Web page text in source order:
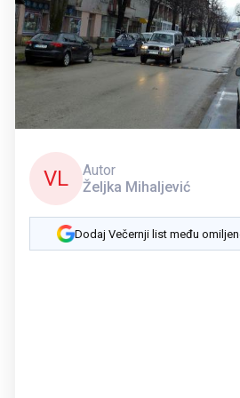
VL
Autor
Željka Mihaljević
Dodaj Večernji list među